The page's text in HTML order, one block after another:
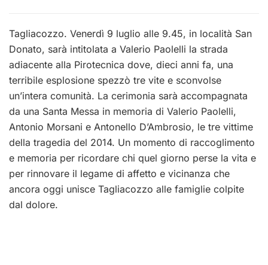
Tagliacozzo. Venerdì 9 luglio alle 9.45, in località San
Donato, sarà intitolata a Valerio Paolelli la strada
adiacente alla Pirotecnica dove, dieci anni fa, una
terribile esplosione spezzò tre vite e sconvolse
un’intera comunità. La cerimonia sarà accompagnata
da una Santa Messa in memoria di Valerio Paolelli,
Antonio Morsani e Antonello D’Ambrosio, le tre vittime
della tragedia del 2014. Un momento di raccoglimento
e memoria per ricordare chi quel giorno perse la vita e
per rinnovare il legame di affetto e vicinanza che
ancora oggi unisce Tagliacozzo alle famiglie colpite
dal dolore.